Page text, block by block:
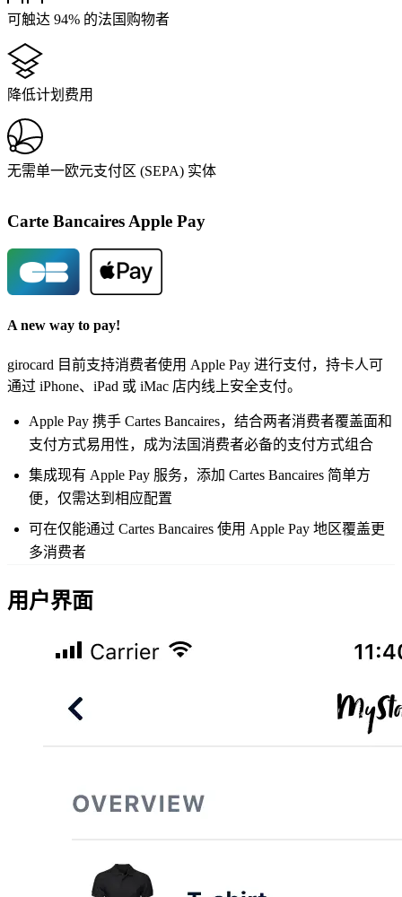
可触达 94% 的法国购物者
降低计划费用
无需单一欧元支付区 (SEPA) 实体
Carte Bancaires Apple Pay
A new way to pay!
girocard 目前支持消费者使用 Apple Pay 进行支付，持卡人可
通过 iPhone、iPad 或 iMac 店内线上安全支付。
Apple Pay 携手 Cartes Bancaires，结合两者消费者覆盖面和
支付方式易用性，成为法国消费者必备的支付方式组合
集成现有 Apple Pay 服务，添加 Cartes Bancaires 简单方
便，仅需达到相应配置
可在仅能通过 Cartes Bancaires 使用 Apple Pay 地区覆盖更
多消费者
用户界面